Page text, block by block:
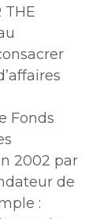
THE
Fonds
2002 par
de
: